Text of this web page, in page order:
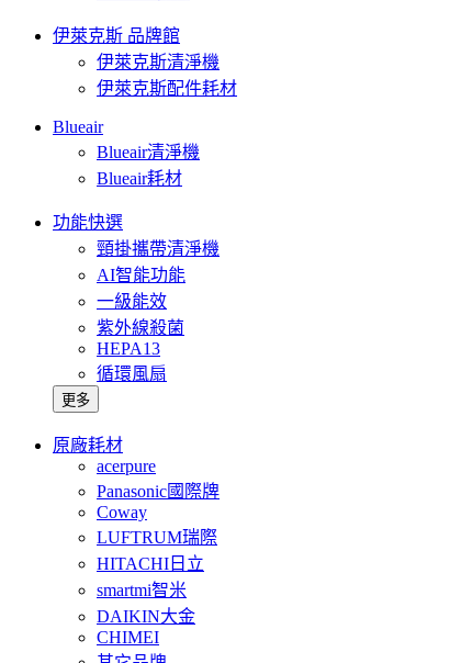
伊萊克斯 品牌館
伊萊克斯清淨機
伊萊克斯配件耗材
Blueair
Blueair清淨機
Blueair耗材
功能快選
頸掛攜帶清淨機
AI智能功能
一級能效
紫外線殺菌
HEPA13
循環風扇
更多
原廠耗材
acerpure
Panasonic國際牌
Coway
LUFTRUM瑞際
HITACHI日立
smartmi智米
DAIKIN大金
CHIMEI